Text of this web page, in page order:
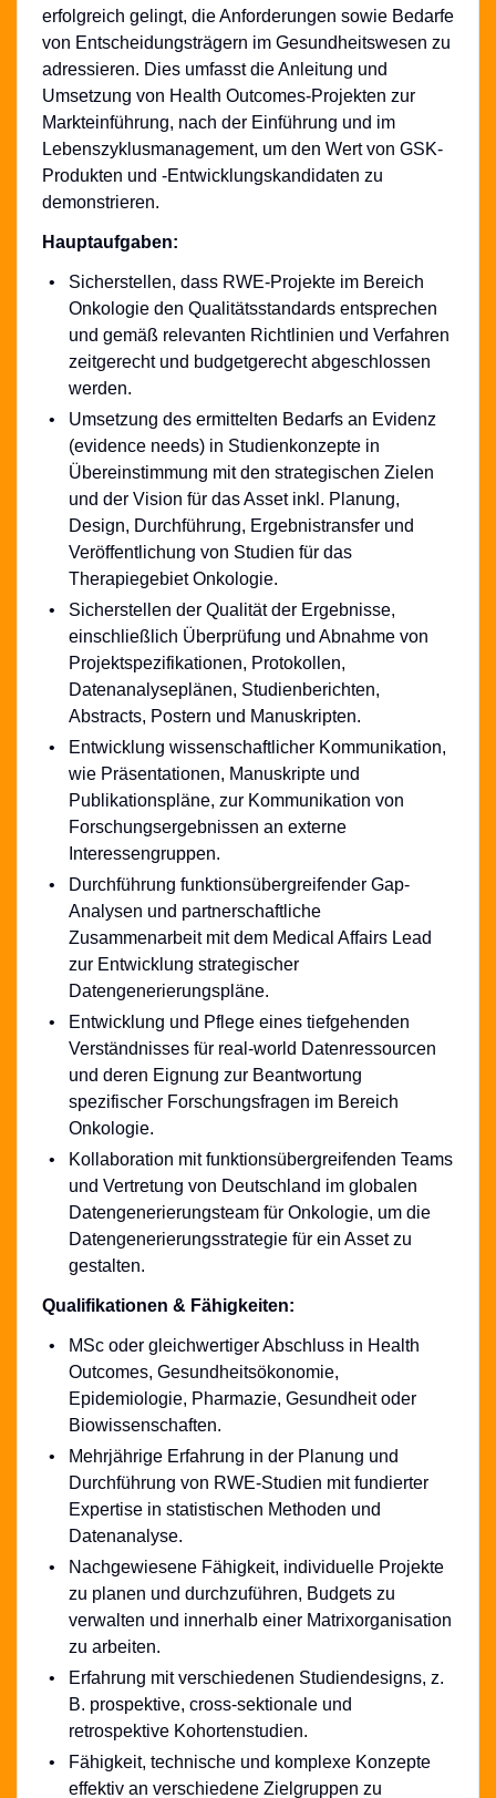
erfolgreich gelingt, die Anforderungen sowie Bedarfe
von Entscheidungsträgern im Gesundheitswesen zu
adressieren. Dies umfasst die Anleitung und
Umsetzung von Health Outcomes-Projekten zur
Markteinführung, nach der Einführung und im
Lebenszyklusmanagement, um den Wert von GSK-
Produkten und -Entwicklungskandidaten zu
demonstrieren.
Hauptaufgaben:
Sicherstellen, dass RWE-Projekte im Bereich
Onkologie den Qualitätsstandards entsprechen
und gemäß relevanten Richtlinien und Verfahren
zeitgerecht und budgetgerecht abgeschlossen
werden.
Umsetzung des ermittelten Bedarfs an Evidenz
(evidence needs) in Studienkonzepte in
Übereinstimmung mit den strategischen Zielen
und der Vision für das Asset inkl. Planung,
Design, Durchführung, Ergebnistransfer und
Veröffentlichung von Studien für das
Therapiegebiet Onkologie.
Sicherstellen der Qualität der Ergebnisse,
einschließlich Überprüfung und Abnahme von
Projektspezifikationen, Protokollen,
Datenanalyseplänen, Studienberichten,
Abstracts, Postern und Manuskripten.
Entwicklung wissenschaftlicher Kommunikation,
wie Präsentationen, Manuskripte und
Publikationspläne, zur Kommunikation von
Forschungsergebnissen an externe
Interessengruppen.
Durchführung funktionsübergreifenderGap-
Analysen und partnerschaftliche
Zusammenarbeit mit dem Medical Affairs Lead
zur Entwicklung strategischer
Datengenerierungspläne.
Entwicklung und Pflege eines tiefgehenden
Verständnisses für real-world Datenressourcen
und deren Eignung zur Beantwortung
spezifischer Forschungsfragen im Bereich
Onkologie.
Kollaboration mitfunktionsübergreifenden Teams
und Vertretung von Deutschland im globalen
Datengenerierungsteamfür Onkologie, um die
Datengenerierungsstrategiefür ein Asset zu
gestalten.
Qualifikationen & Fähigkeiten:
MSc oder gleichwertiger Abschluss in Health
Outcomes, Gesundheitsökonomie,
Epidemiologie, Pharmazie, Gesundheit oder
Biowissenschaften.
Mehrjährige Erfahrung in der Planung und
Durchführung von RWE-Studien mit fundierter
Expertise in statistischen Methoden und
Datenanalyse.
Nachgewiesene Fähigkeit, individuelle Projekte
zu planen und durchzuführen, Budgets zu
verwalten und innerhalb einer Matrixorganisation
zu arbeiten.
Erfahrung mit verschiedenen Studiendesigns, z.
B. prospektive, cross-sektionale und
retrospektive Kohortenstudien.
Fähigkeit, technische und komplexe Konzepte
effektiv an verschiedene Zielgruppen zu